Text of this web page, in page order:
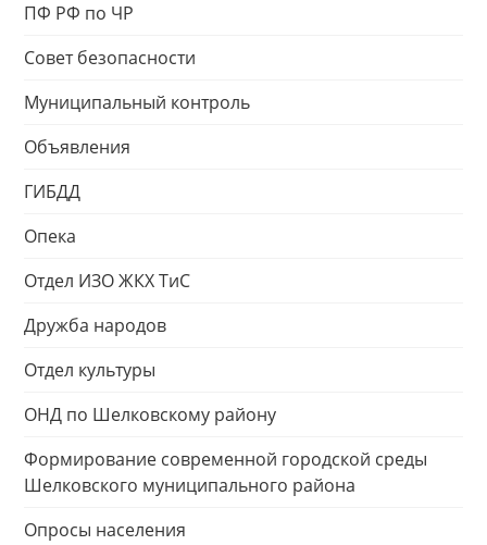
ПФ РФ по ЧР
Совет безопасности
Муниципальный контроль
Объявления
ГИБДД
Опека
Отдел ИЗО ЖКХ ТиС
Дружба народов
Отдел культуры
ОНД по Шелковскому району
Формирование современной городской среды
Шелковского муниципального района
Опросы населения